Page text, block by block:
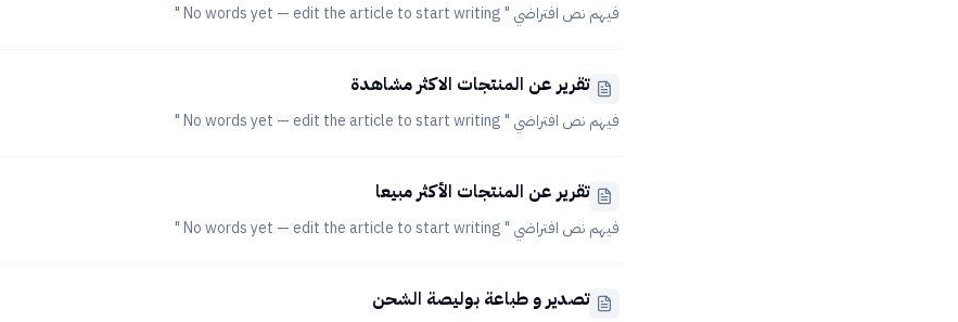
فيهم نص افتراضي " No words yet — edit the article to start writing "
تقرير عن المنتجات الاكثر مشاهدة
فيهم نص افتراضي " No words yet — edit the article to start writing "
تقرير عن المنتجات الأكثر مبيعا
فيهم نص افتراضي " No words yet — edit the article to start writing "
تصدير و طباعة بوليصة الشحن